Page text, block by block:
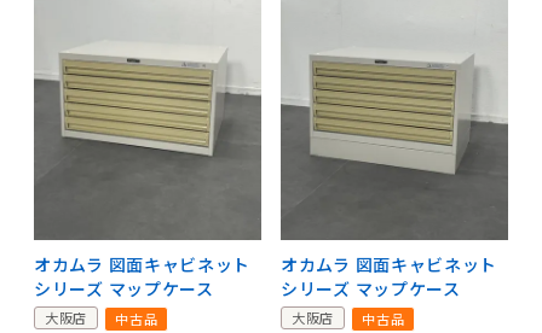
オカムラ 図面キャビネット
シリーズ マップケース
大阪店
中古品
オカムラ 図面キャビネット
シリーズ マップケース
大阪店
中古品